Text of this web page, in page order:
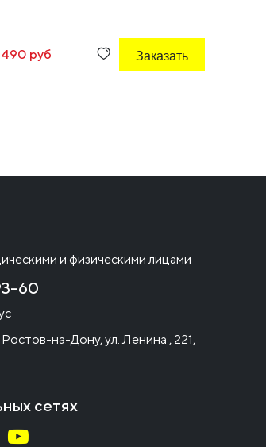
490 руб Заказать
и физическими лицами
60
на-Дону, ул. Ленина , 221,
сетях